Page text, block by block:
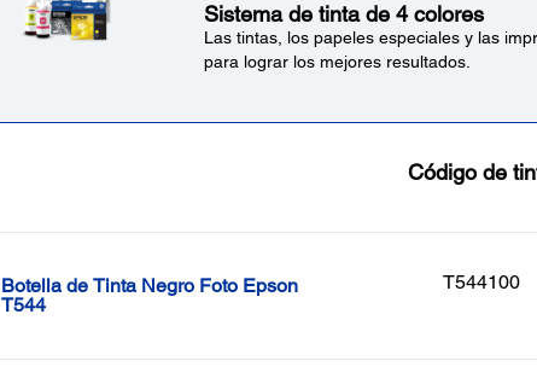
Sistema de tinta de 4 colores
Las tintas, los papeles especiales y las
para lograr los mejores resultados.
Código de
Botella de Tinta Negro Foto Epson
T544
T544100